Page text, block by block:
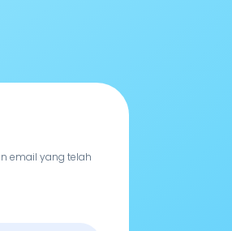
email yang telah